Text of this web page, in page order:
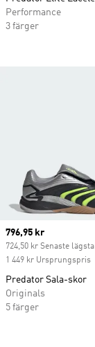
Current price
796,95 kr
724,50 kr Senaste
1 449 kr Ursprungspris
Predator Sala-skor
Originals
5 färger
Performance
3 färger